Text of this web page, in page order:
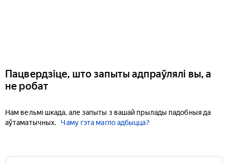
Пацвердзіце, што запыты адпраўлялі вы, а
не робат
Нам вельмі шкада, але запыты з вашай прылады падобныя да
аўтаматычных.
Чаму гэта магло адбыцца?